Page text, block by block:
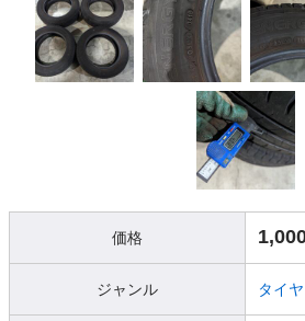
価格
ジャンル タイ